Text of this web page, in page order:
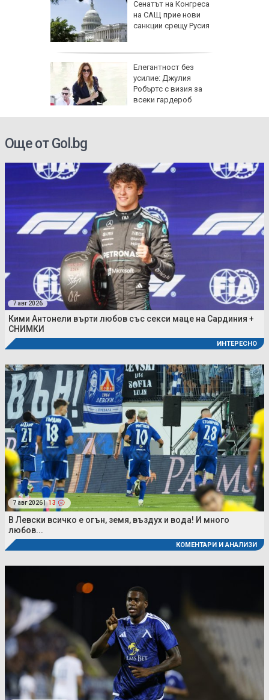
Сенатът на Конгреса
на САЩ прие нови
санкции срещу Русия
Елегантност без
усилие: Джулия
Робъртс с визия за
всеки гардероб
Още от Gol.bg
7 авг 2026
Кими Антонели върти любов със секси маце на Сардиния +
СНИМКИ
ИНТЕРЕСНО
7 авг 2026 | 13
В Левски всичко е огън, земя, въздух и вода! И много
любов...
КОМЕНТАРИ И АНАЛИЗИ